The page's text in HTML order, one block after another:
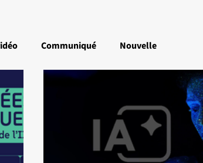
Communiqué Nouvelle